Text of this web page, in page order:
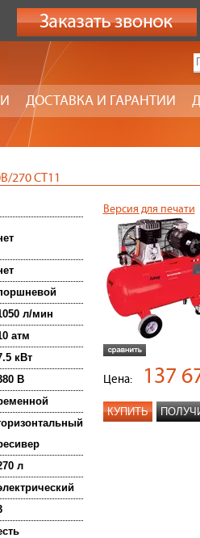
ДОСТАВКА И ГАРАНТИИ
270 CT11
л/мин
атм
кВт
В
л
Версия для печати
Цена: 137
КУПИТЬ